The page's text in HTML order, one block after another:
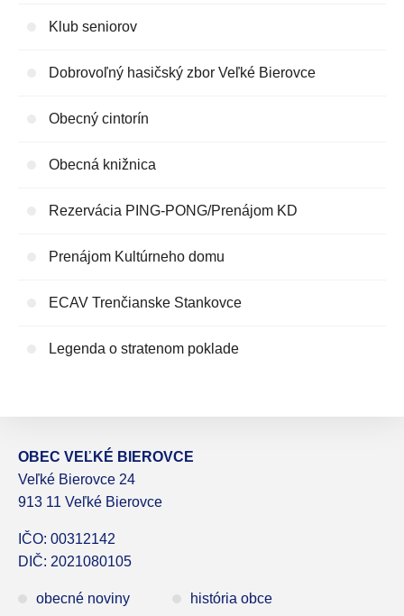
Klub seniorov
Dobrovoľný hasičský zbor Veľké Bierovce
Obecný cintorín
Obecná knižnica
Rezervácia PING-PONG/Prenájom KD
Prenájom Kultúrneho domu
ECAV Trenčianske Stankovce
Legenda o stratenom poklade
OBEC VEĽKÉ BIEROVCE
Veľké Bierovce 24
913 11 Veľké Bierovce
IČO: 00312142
DIČ: 2021080105
obecné noviny
história obce